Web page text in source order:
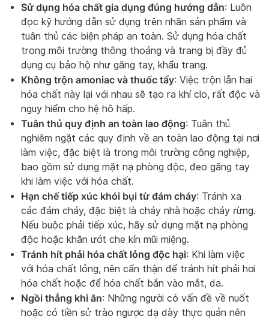
Sử dụng hóa chất gia dụng đúng hướng dẫn: Luôn
đọc kỹ hướng dẫn sử dụng trên nhãn sản phẩm và
tuân thủ các biện pháp an toàn. Sử dụng hóa chất
trong môi trường thông thoáng và trang bị đầy đủ
dụng cụ bảo hộ như găng tay, khẩu trang.
Không trộn amoniac và thuốc tẩy: Việc trộn lẫn hai
hóa chất này lại với nhau sẽ tạo ra khí clo, rất độc và
nguy hiểm cho hệ hô hấp.
Tuân thủ quy định an toàn lao động: Tuân thủ
nghiêm ngặt các quy định về an toàn lao động tại nơi
làm việc, đặc biệt là trong môi trường công nghiệp,
bao gồm sử dụng mặt nạ phòng độc, đeo găng tay
khi làm việc với hóa chất.
Hạn chế tiếp xúc khói bụi từ đám cháy: Tránh xa
các đám cháy, đặc biệt là cháy nhà hoặc cháy rừng.
Nếu buộc phải tiếp xúc, hãy sử dụng mặt nạ phòng
độc hoặc khăn ướt che kín mũi miệng.
Tránh hít phải hóa chất lỏng độc hại: Khi làm việc
với hóa chất lỏng, nên cẩn thận để tránh hít phải hơi
hóa chất hoặc để hóa chất bắn vào mắt, da.
Ngồi thẳng khi ăn: Những người có vấn đề về nuốt
hoặc có tiền sử trào ngược dạ dày thực quản nên